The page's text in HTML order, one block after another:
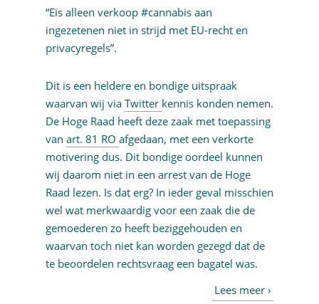
“Eis alleen verkoop #cannabis aan
ingezetenen niet in strijd met EU-recht en
privacyregels”.
Dit is een heldere en bondige uitspraak
waarvan wij via Twitter kennis konden nemen.
De Hoge Raad heeft deze zaak met toepassing
van art. 81 RO afgedaan, met een verkorte
motivering dus. Dit bondige oordeel kunnen
wij daarom niet in een arrest van de Hoge
Raad lezen. Is dat erg? In ieder geval misschien
wel wat merkwaardig voor een zaak die de
gemoederen zo heeft beziggehouden en
waarvan toch niet kan worden gezegd dat de
te beoordelen rechtsvraag een bagatel was.